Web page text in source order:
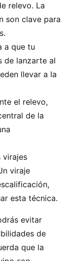
relevo. La
son clave para
a que tu
de lanzarte al
llevar a la
el relevo,
de la
virajes
viraje
esta técnica.
evitar
de
que la